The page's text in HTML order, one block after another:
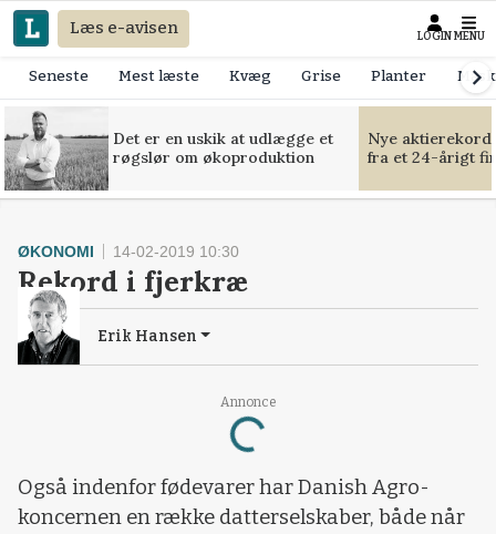
Læs e-avisen LOGIN MENU
Seneste Mest læste Kvæg Grise Planter
Det er en uskik at udlægge et
røgslør om økoproduktion
Nye
fra et 24-årigt
Annonce
Loading...
ØKONOMI 14-02-2019 10:30
Rekord i fjerkræ
Erik Hansen
Også indenfor fødevarer har Danish Agro-
koncernen en række datterselskaber, både når